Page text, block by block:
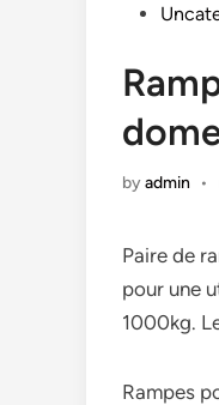
Posted
byadmin •
Paire de
pour une
1000kg.
Rampes